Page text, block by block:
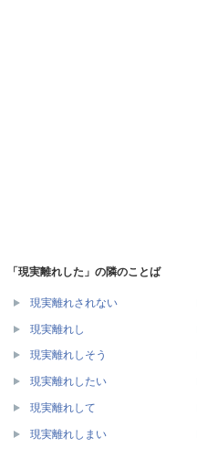
「現実離れした」の隣のことば
現実離れされない
現実離れし
現実離れしそう
現実離れしたい
現実離れして
現実離れしまい